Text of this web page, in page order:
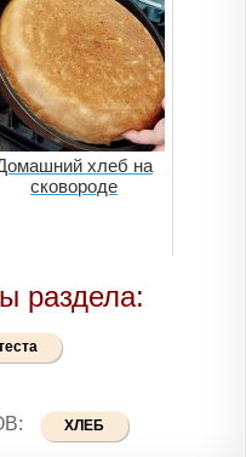
хлеб на
сковороде
раздела:
ХЛЕБ